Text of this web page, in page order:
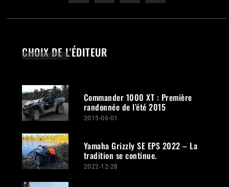
CHOIX DE L'ÉDITEUR
Commander 1000 XT : Première
randonnée de l’été 2015
2015-06-01
Yamaha Grizzly SE EPS 2022 – La
tradition se continue.
2022-12-28